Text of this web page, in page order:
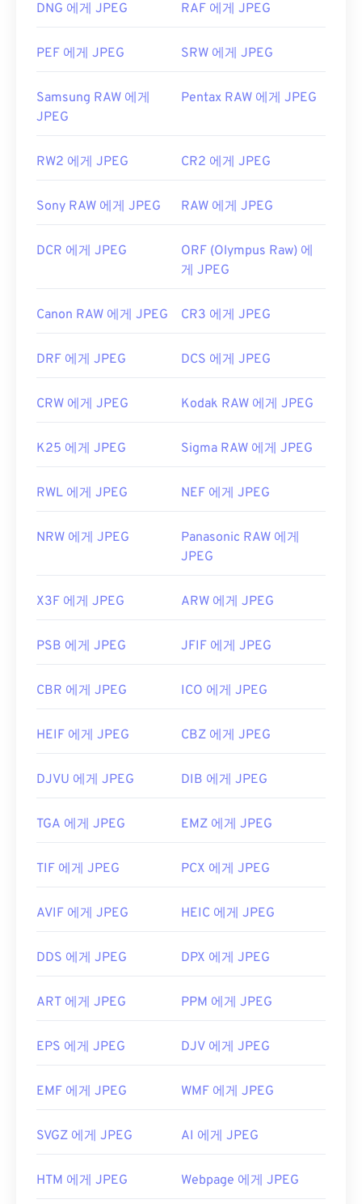
https://en.wikipedia.org/wiki/JPEG
DNG 에게 JPEG RAF 에게 JPEG
PEF 에게 JPEG SRW 에게 JPEG
Samsung RAW 에게
JPEG
Pentax RAW 에게 JPEG
RW2 에게 JPEG CR2 에게 JPEG
Sony RAW 에게 JPEG RAW 에게 JPEG
DCR 에게 JPEG
ORF (Olympus Raw) 에
게 JPEG
Canon RAW 에게 JPEG CR3 에게 JPEG
DRF 에게 JPEG DCS 에게 JPEG
CRW 에게 JPEG Kodak RAW 에게 JPEG
K25 에게 JPEG Sigma RAW 에게 JPEG
RWL 에게 JPEG NEF 에게 JPEG
NRW 에게 JPEG
Panasonic RAW 에게
JPEG
X3F 에게 JPEG ARW 에게 JPEG
PSB 에게 JPEG JFIF 에게 JPEG
CBR 에게 JPEG ICO 에게 JPEG
HEIF 에게 JPEG CBZ 에게 JPEG
DJVU 에게 JPEG DIB 에게 JPEG
TGA 에게 JPEG EMZ 에게 JPEG
TIF 에게 JPEG PCX 에게 JPEG
AVIF 에게 JPEG HEIC 에게 JPEG
DDS 에게 JPEG DPX 에게 JPEG
ART 에게 JPEG PPM 에게 JPEG
EPS 에게 JPEG DJV 에게 JPEG
EMF 에게 JPEG WMF 에게 JPEG
SVGZ 에게 JPEG AI 에게 JPEG
HTM 에게 JPEG Webpage 에게 JPEG